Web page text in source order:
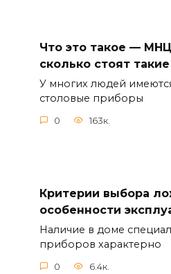
Что это такое —
сколько стоят
У многих людей
столовые приборы
0 163к.
Критерии выбора
особенности
Наличие в доме
приборов характерно
0 6.4к.